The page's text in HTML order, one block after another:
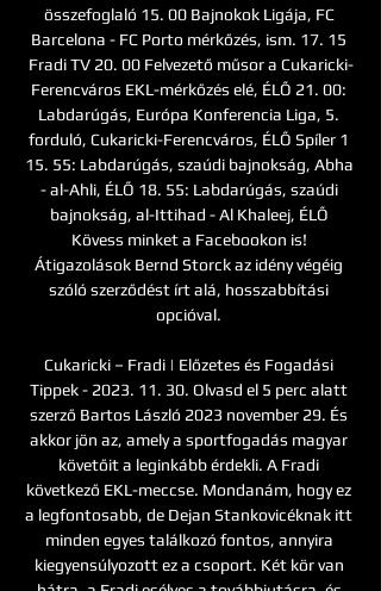
összefoglaló 15. 00 Bajnokok Ligája, FC
Barcelona - FC Porto mérkőzés, ism. 17. 15
Fradi TV 20. 00 Felvezető műsor a Cukaricki-
Ferencváros EKL-mérkőzés elé, ÉLŐ 21. 00:
Labdarúgás, Európa Konferencia Liga, 5.
forduló, Cukaricki-Ferencváros, ÉLŐ Spíler 1
15. 55: Labdarúgás, szaúdi bajnokság, Abha
- al-Ahli, ÉLŐ 18. 55: Labdarúgás, szaúdi
bajnokság, al-Ittihad - Al Khaleej, ÉLŐ
Kövess minket a Facebookon is!
Átigazolások Bernd Storck az idény végéig
szóló szerződést írt alá, hosszabbítási
opcióval.
Cukaricki – Fradi | Előzetes és Fogadási
Tippek - 2023. 11. 30. Olvasd el 5 perc alatt
szerző Bartos László 2023 november 29. És
akkor jön az, amely a sportfogadás magyar
követőit a leginkább érdekli. A Fradi
következő EKL-meccse. Mondanám, hogy ez
a legfontosabb, de Dejan Stankovicéknak itt
minden egyes találkozó fontos, annyira
kiegyensúlyozott ez a csoport. Két kör van